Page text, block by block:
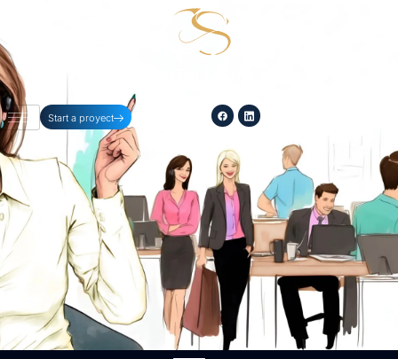
Start a proyect 254-396-8354